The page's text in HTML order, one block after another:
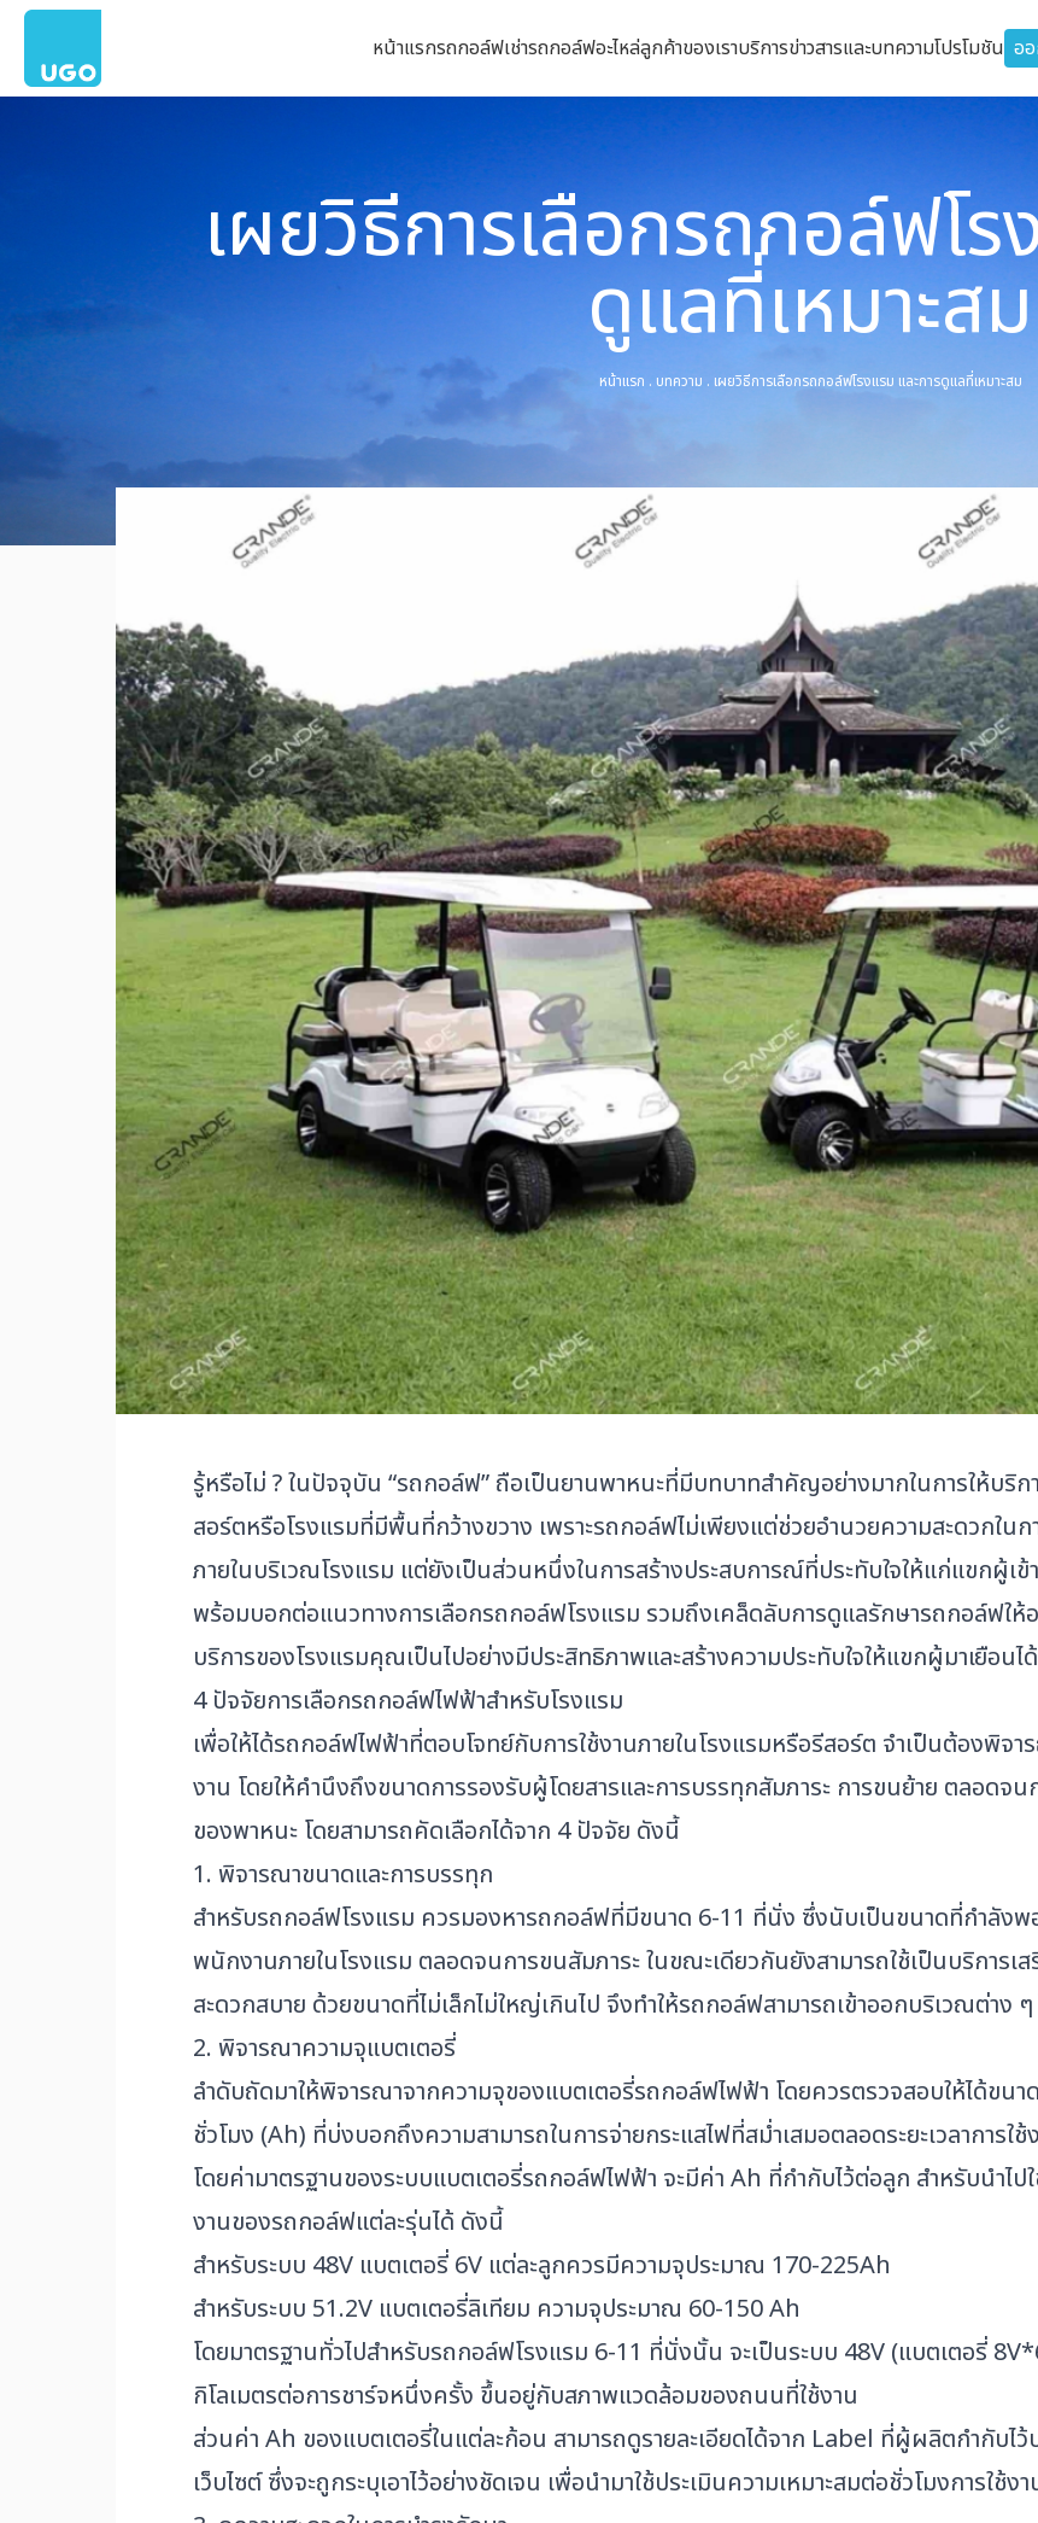
หน้าแรกรถกอล์ฟเช่ารถกอล์ฟอะไหล่ลูกค้าของเราบริการข่าวสารและบทความโปรโมชัน อ
เผยวิธีการเลือกรถกอล์ฟโร
ดูแลที่เหมาะสม
หน้าแรก . บทความ . เผยวิธีการเลือกรถกอล์ฟโรงแรม และการดูแลที่เหมาะสม
รู้หรือไม่ ? ในปัจจุบัน “รถกอล์ฟ” ถือเป็นยานพาหนะที่มีบทบาทสำคัญอย่างมากในการให้บริก
สอร์ตหรือโรงแรมที่มีพื้นที่กว้างขวาง เพราะรถกอล์ฟไม่เพียงแต่ช่วยอำนวยความสะดวกในก
ภายในบริเวณโรงแรม แต่ยังเป็นส่วนหนึ่งในการสร้างประสบการณ์ที่ประทับใจให้แก่แขกผู้เ
พร้อมบอกต่อแนวทางการเลือกรถกอล์ฟโรงแรม รวมถึงเคล็ดลับการดูแลรักษารถกอล์ฟให้
บริการของโรงแรมคุณเป็นไปอย่างมีประสิทธิภาพและสร้างความประทับใจให้แขกผู้มาเยือนไ
4 ปัจจัยการเลือกรถกอล์ฟไฟฟ้าสำหรับโรงแรม
เพื่อให้ได้รถกอล์ฟไฟฟ้าที่ตอบโจทย์กับการใช้งานภายในโรงแรมหรือรีสอร์ต จำเป็นต้องพิจ
งาน โดยให้คำนึงถึงขนาดการรองรับผู้โดยสารและการบรรทุกสัมภาระ การขนย้าย ตลอด
ของพาหนะ โดยสามารถคัดเลือกได้จาก 4 ปัจจัย ดังนี้
1. พิจารณาขนาดและการบรรทุก
สำหรับรถกอล์ฟโรงแรม ควรมองหารถกอล์ฟที่มีขนาด 6-11 ที่นั่ง ซึ่งนับเป็นขนาดที่กำลังพ
พนักงานภายในโรงแรม ตลอดจนการขนสัมภาระ ในขณะเดียวกันยังสามารถใช้เป็นบริการเ
สะดวกสบาย ด้วยขนาดที่ไม่เล็กไม่ใหญ่เกินไป จึงทำให้รถกอล์ฟสามารถเข้าออกบริเวณต่าง
2. พิจารณาความจุแบตเตอรี่
ลำดับถัดมาให้พิจารณาจากความจุของแบตเตอรี่รถกอล์ฟไฟฟ้า โดยควรตรวจสอบให้ได้ขน
ชั่วโมง (Ah) ที่บ่งบอกถึงความสามารถในการจ่ายกระแสไฟที่สม่ำเสมอตลอดระยะเวลาการใช้
โดยค่ามาตรฐานของระบบแบตเตอรี่รถกอล์ฟไฟฟ้า จะมีค่า Ah ที่กำกับไว้ต่อลูก สำหรับนำไปใ
งานของรถกอล์ฟแต่ละรุ่นได้ ดังนี้
สำหรับระบบ 48V แบตเตอรี่ 6V แต่ละลูกควรมีความจุประมาณ 170-225Ah
สำหรับระบบ 51.2V แบตเตอรี่ลิเทียม ความจุประมาณ 60-150 Ah
โดยมาตรฐานทั่วไปสำหรับรถกอล์ฟโรงแรม 6-11 ที่นั่งนั้น จะเป็นระบบ 48V (แบตเตอรี่
กิโลเมตรต่อการชาร์จหนึ่งครั้ง ขึ้นอยู่กับสภาพแวดล้อมของถนนที่ใช้งาน
ส่วนค่า Ah ของแบตเตอรี่ในแต่ละก้อน สามารถดูรายละเอียดได้จาก Label ที่ผู้ผลิตกำกับไ
เว็บไซต์ ซึ่งจะถูกระบุเอาไว้อย่างชัดเจน เพื่อนำมาใช้ประเมินความเหมาะสมต่อชั่วโมงการใช้งา